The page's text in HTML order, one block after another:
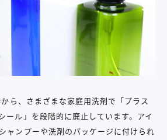
ら、さまざまな家庭用洗剤で「プラス
ール」を段階的に廃止しています。アイ
ャンプーや洗剤のパッケージに付けられ